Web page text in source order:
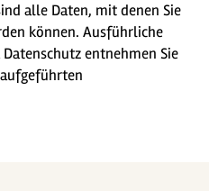
alle Daten, mit denen Sie
können. Ausführliche
entnehmen Sie